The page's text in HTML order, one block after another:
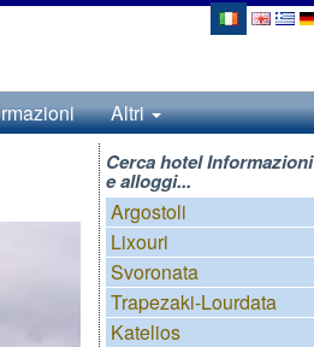
Altri
Cerca hotel Informazioni
e alloggi...
Argostoli
Lixouri
Svoronata
Trapezaki-Lourdata
Katelios